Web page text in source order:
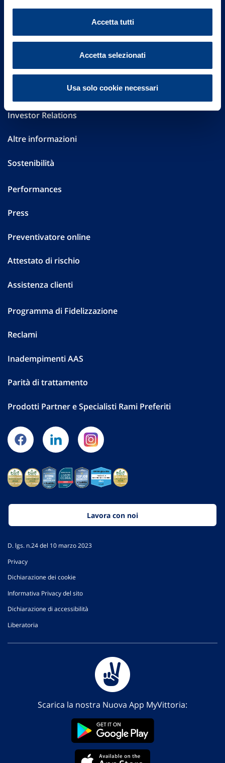
Accetta tutti
Accetta selezionati
Usa solo cookie necessari
Vittoria Assicurazioni S.p.A.
Part. IVA 01329510158
FAQ
Investor Relations
Altre informazioni
Sostenibilità
Performances
Press
Preventivatore online
Attestato di rischio
Assistenza clienti
Programma di Fidelizzazione
Reclami
Inadempimenti AAS
Parità di trattamento
Prodotti Partner e Specialisti Rami Preferiti
Lavora con noi
D. lgs. n.24 del 10 marzo 2023
Privacy
Dichiarazione dei cookie
Informativa Privacy del sito
Dichiarazione di accessibilità
Liberatoria
Scarica la nostra Nuova App MyVittoria: